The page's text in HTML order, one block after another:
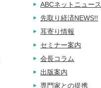
ABCネットニュース
先取り経済NEWS!!
耳寄り情報
セミナー案内
会長コラム
出版案内
専門家との提携